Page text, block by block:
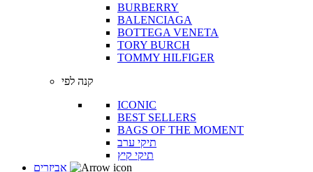
BURBERRY
BALENCIAGA
BOTTEGA VENETA
TORY BURCH
TOMMY HILFIGER
קנה לפי
ICONIC
BEST SELLERS
BAGS OF THE MOMENT
תיקי ערב
תיקי קיץ